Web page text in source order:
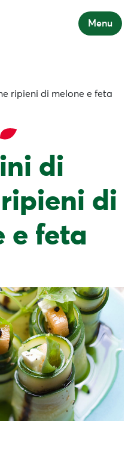
Menu
ripieni di melone e feta
di
di
e feta